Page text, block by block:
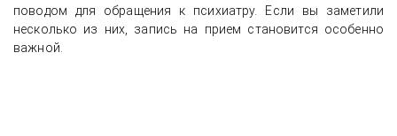
поводом для обращения к психиатру. Если вы заметили
несколько из них, запись на прием становится особенно
важной.